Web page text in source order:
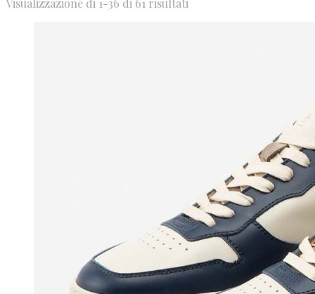
Visualizzazione di 1-36 di 61 risultati